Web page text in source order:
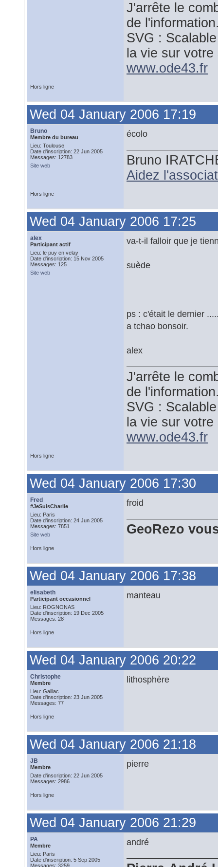
J'arrête le
de
SVG :
la vie sur
www.ode43.fr
Hors ligne
Wed 04 January 2006 17:19
Bruno
Membre du bureau
Lieu: Toulouse
Date d'inscription: 22 Jun 2005
Messages: 12783
Site web
écolo
Bruno
Aidez
Hors ligne
Wed 04 January 2006 17:25
alex
Participant actif
Lieu: le puy en velay
Date d'inscription: 15 Nov 2005
Messages: 125
Site web
va-t-il falloir que je
suède
ps : c'était le dernier
a tchao bonsoir.
alex
J'arrête le
de
SVG :
la vie sur
www.ode43.fr
Hors ligne
Wed 04 January 2006 17:30
Fred
#JeSuisCharlie
Lieu: Paris
Date d'inscription: 24 Jun 2005
Messages: 7851
Site web
froid
GeoRezo
Hors ligne
Wed 04 January 2006 17:38
elisabeth
Participant occasionnel
Lieu: ROGNONAS
Date d'inscription: 19 Dec 2005
Messages: 28
manteau
Hors ligne
Wed 04 January 2006 20:22
Christophe
Membre
Lieu: Gaillac
Date d'inscription: 23 Jun 2005
Messages: 77
lithosphère
Hors ligne
Wed 04 January 2006 21:18
JB
Membre
Date d'inscription: 22 Jun 2005
Messages: 2986
pierre
Hors ligne
Wed 04 January 2006 21:29
PA
Membre
Lieu: Paris
Date d'inscription: 5 Sep 2005
Messages: 3259
andré